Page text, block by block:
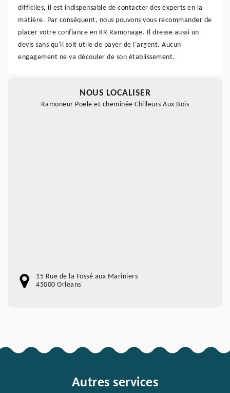
difficiles, il est indispensable de contacter des experts en la
matière. Par conséquent, nous pouvons vous recommander de
placer votre confiance en KR Ramonage. Il dresse aussi un
devis sans qu'il soit utile de payer de l'argent. Aucun
engagement ne va découler de son établissement.
NOUS LOCALISER
Ramoneur Poele et cheminée Chilleurs Aux Bois
15 Rue de la Fossé aux Mariniers
45000 Orleans
Autres services